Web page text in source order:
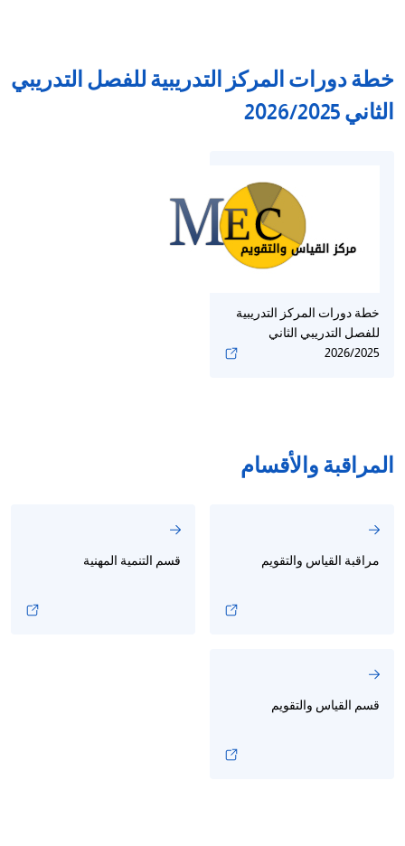
خطة دورات المركز التدريبية للفصل التدريبي
الثاني 2026/2025
خطة دورات المركز التدريبية
للفصل التدريبي الثاني
2026/2025
المراقبة والأقسام
مراقبة القياس والتقويم قسم التنمية المهنية
قسم القياس والتقويم